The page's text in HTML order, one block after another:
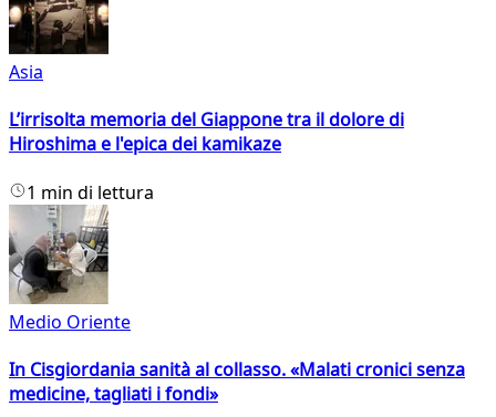
Asia
L’irrisolta memoria del Giappone tra il dolore di
Hiroshima e l'epica dei kamikaze
1 min di lettura
Medio Oriente
In Cisgiordania sanità al collasso. «Malati cronici senza
medicine, tagliati i fondi»